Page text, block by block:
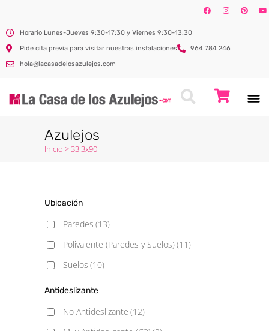
Horario Lunes-Jueves 9:30-17:30 y Viernes 9:30-13:30
Pide cita previa para visitar nuestras instalaciones
964 784 246
hola@lacasadelosazulejos.com
Azulejos
Inicio >33.3x90
Ubicación
Paredes (13)
Polivalente (Paredes y Suelos)(11)
Suelos (10)
Antideslizante
No Antideslizante (12)